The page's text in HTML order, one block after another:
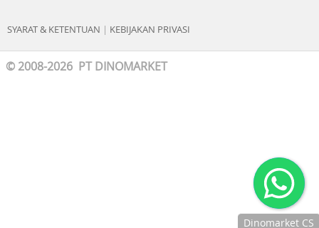
SYARAT & KETENTUAN | KEBIJAKAN PRIVASI
© 2008-2026 PT DINOMARKET
Dinomarket CS